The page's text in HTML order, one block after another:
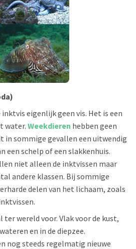
eigenlijk geen vis. Het is een
water. Weekdieren hebben geen
in sommige gevallen een uitwendig
een schelp of een slakkenhuis.
niet alleen de inktvissen maar
andere klassen. Bij sommige
delen van het lichaam, zoals
wereld voor. Vlak voor de kust,
en in de diepzee.
nog steeds regelmatig nieuwe